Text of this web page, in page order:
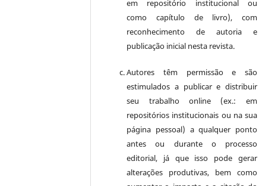
em repositório institucional ou
como capítulo de livro), com
reconhecimento de autoria e
publicação inicial nesta revista.
Autores têm permissão e são
estimulados a publicar e distribuir
seu trabalho online (ex.: em
repositórios institucionais ou na sua
página pessoal) a qualquer ponto
antes ou durante o processo
editorial, já que isso pode gerar
alterações produtivas, bem como